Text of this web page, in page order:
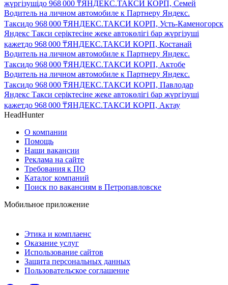
жүргізушідо 968 000 ₸ЯНДЕКС.ТАКСИ КОРП, Семей
Водитель на личном автомобиле к Партнеру Яндекс.
Таксидо 968 000 ₸ЯНДЕКС.ТАКСИ КОРП, Усть-Каменогорск
Яндекс Такси серіктесіне жеке автокөлігі бар жүргізуші
қажетдо 968 000 ₸ЯНДЕКС.ТАКСИ КОРП, Костанай
Водитель на личном автомобиле к Партнеру Яндекс.
Таксидо 968 000 ₸ЯНДЕКС.ТАКСИ КОРП, Актобе
Водитель на личном автомобиле к Партнеру Яндекс.
Таксидо 968 000 ₸ЯНДЕКС.ТАКСИ КОРП, Павлодар
Яндекс Такси серіктесіне жеке автокөлігі бар жүргізуші
қажетдо 968 000 ₸ЯНДЕКС.ТАКСИ КОРП, Актау
HeadHunter
О компании
Помощь
Наши вакансии
Реклама на сайте
Требования к ПО
Каталог компаний
Поиск по вакансиям в Петропавловске
Мобильное приложение
Этика и комплаенс
Оказание услуг
Использование сайтов
Защита персональных данных
Пользовательское соглашение